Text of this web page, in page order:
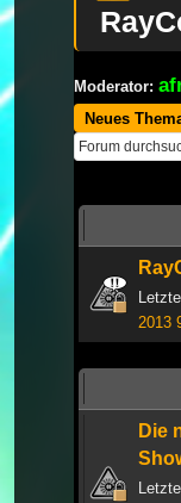
Moderator:
Neues
2013
Die